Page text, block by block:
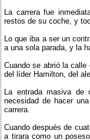
La carrera fue
restos de su coche, y
Lo que iba a ser un
a una sola parada, y la
Cuando se abrió la
del líder Hamilton, del
La entrada masiva de
necesidad de hacer
carrera.
Cuando después de
a tirara como un